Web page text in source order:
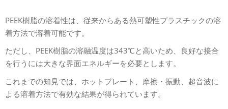
PEEK樹脂の溶着性は、従来からある熱可塑性プラスチックの溶
着方法で溶着可能です。
ただし、PEEK樹脂の溶融温度は343℃と高いため、良好な接合
を行うには大きな界面エネルギーを必要とします。
これまでの知見では、ホットプレート、摩擦・振動、超音波に
よる溶着方法で有効な結果が得られています。